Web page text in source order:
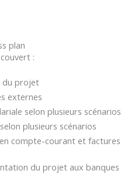
plan
:
du projet
externes
selon plusieurs scénarios
plusieurs scénarios
compte-courant et factures
du projet aux banques